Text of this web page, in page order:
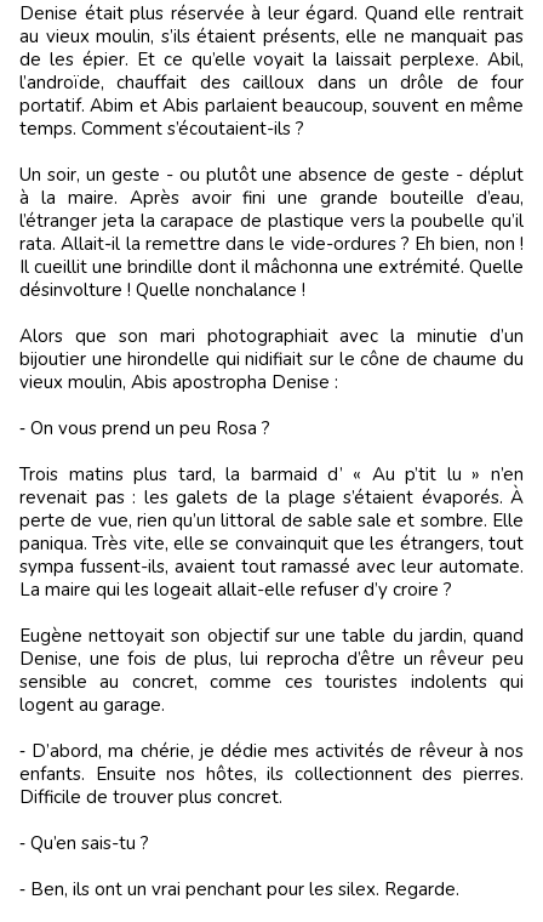
Denise était plus réservée à leur égard. Quand elle rentrait
au vieux moulin, s’ils étaient présents, elle ne manquait pas
de les épier. Et ce qu’elle voyait la laissait perplexe. Abil,
l’androïde, chauffait des cailloux dans un drôle de four
portatif. Abim et Abis parlaient beaucoup, souvent en même
temps. Comment s’écoutaient-ils ?
Un soir, un geste - ou plutôt une absence de geste - déplut
à la maire. Après avoir fini une grande bouteille d’eau,
l’étranger jeta la carapace de plastique vers la poubelle qu’il
rata. Allait-il la remettre dans le vide-ordures ? Eh bien, non !
Il cueillit une brindille dont il mâchonna une extrémité. Quelle
désinvolture ! Quelle nonchalance !
Alors que son mari photographiait avec la minutie d’un
bijoutier une hirondelle qui nidifiait sur le cône de chaume du
vieux moulin, Abis apostropha Denise :
‑ On vous prend un peu Rosa ?
Trois matins plus tard, la barmaid d’ « Au p’tit lu » n’en
revenait pas : les galets de la plage s’étaient évaporés. À
perte de vue, rien qu’un littoral de sable sale et sombre. Elle
paniqua. Très vite, elle se convainquit que les étrangers, tout
sympa fussent-ils, avaient tout ramassé avec leur automate.
La maire qui les logeait allait-elle refuser d’y croire ?
Eugène nettoyait son objectif sur une table du jardin, quand
Denise, une fois de plus, lui reprocha d’être un rêveur peu
sensible au concret, comme ces touristes indolents qui
logent au garage.
‑ D’abord, ma chérie, je dédie mes activités de rêveur à nos
enfants. Ensuite nos hôtes, ils collectionnent des pierres.
Difficile de trouver plus concret.
‑ Qu’en sais-tu ?
‑ Ben, ils ont un vrai penchant pour les silex. Regarde.